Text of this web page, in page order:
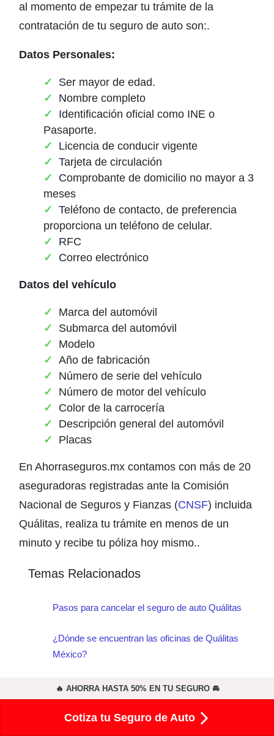
al momento de empezar tu trámite de la
contratación de tu seguro de auto son:.
Datos Personales:
Ser mayor de edad.
Nombre completo
Identificación oficial como INE o
Pasaporte.
Licencia de conducir vigente
Tarjeta de circulación
Comprobante de domicilio no mayor a 3
meses
Teléfono de contacto, de preferencia
proporciona un teléfono de celular.
RFC
Correo electrónico
Datos del vehículo
Marca del automóvil
Submarca del automóvil
Modelo
Año de fabricación
Número de serie del vehículo
Número de motor del vehículo
Color de la carrocería
Descripción general del automóvil
Placas
En Ahorraseguros.mx contamos con más de 20
aseguradoras registradas ante la Comisión
Nacional de Seguros y Fianzas (CNSF) incluida
Quálitas, realiza tu trámite en menos de un
minuto y recibe tu póliza hoy mismo..
Temas Relacionados
Pasos para cancelar el seguro de auto Quálitas
¿Dónde se encuentran las oficinas de Quálitas
México?
Quálitas Siniestros: Cómo reportar un siniestro,
qué hacer paso a paso y teléfonos de atención
para recibir ayuda inmediata
🔥 AHORRA HASTA 50% EN TU SEGURO 🚘
Cotiza tu Seguro de Auto